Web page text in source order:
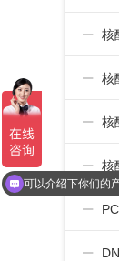
核
核
核
核
可以介绍下你们的